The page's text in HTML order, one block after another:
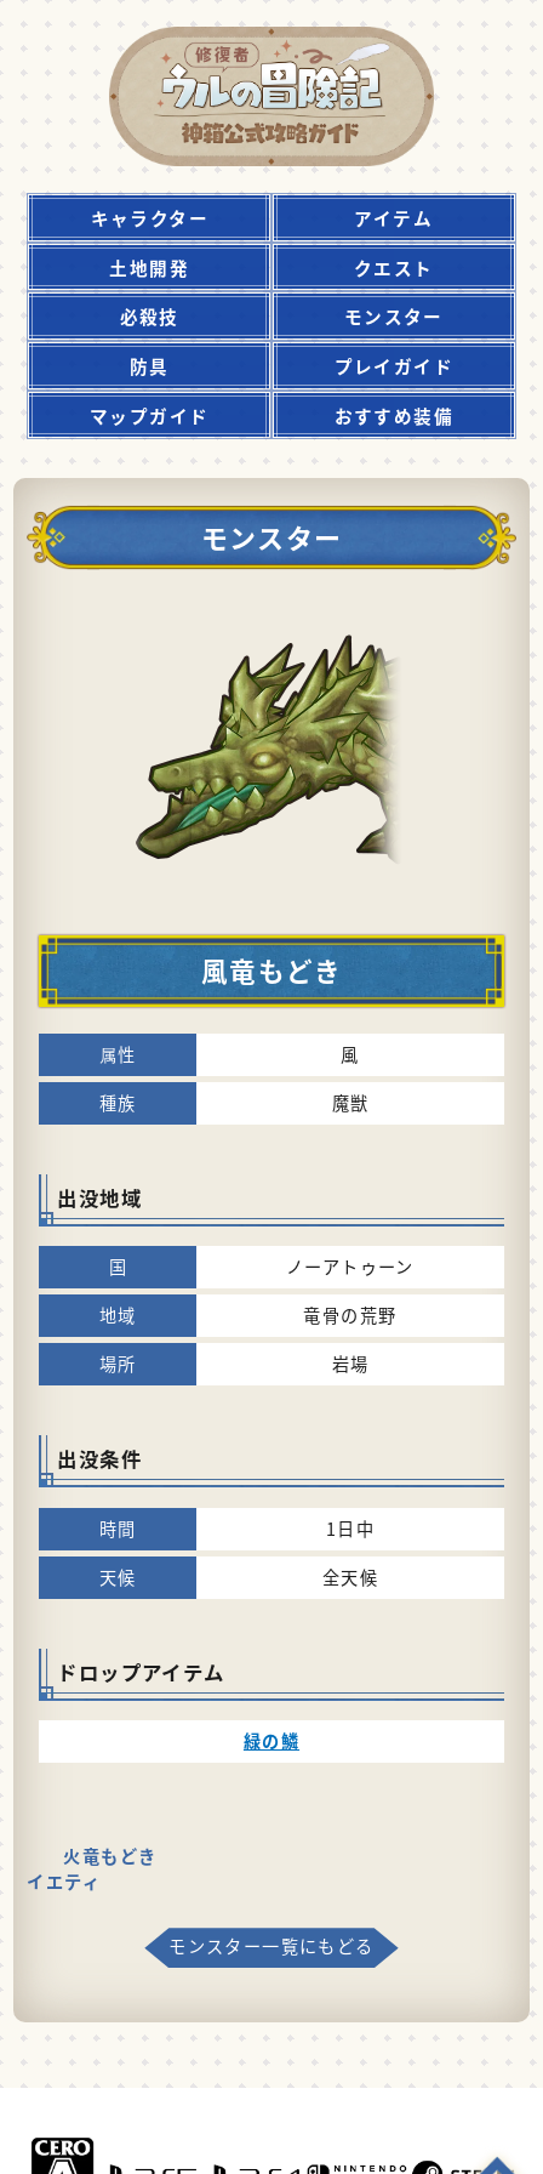
キャラクター
アイテム
土地開発
クエスト
必殺技
モンスター
防具
プレイガイド
マップガイド
おすすめ装備
モンスター
風竜もどき
風
魔獣
出没地域
ノーアトゥーン
竜骨の荒野
岩場
出没条件
1日中
全天候
ドロップアイテム
緑の鱗
火竜もどき
イエティ
モンスター一覧にもどる